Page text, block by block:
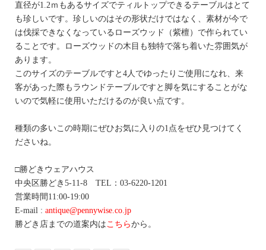
直径が1.2ｍもあるサイズでティルトップできるテーブルはとて
も珍しいです。珍しいのはその形状だけではなく、素材が今で
は伐採できなくなっているローズウッド（紫檀）で作られてい
ることです。ローズウッドの木目も独特で落ち着いた雰囲気が
あります。
このサイズのテーブルですと4人でゆったりご使用になれ、来
客があった際もラウンドテーブルですと脚を気にすることがな
いので気軽に使用いただけるのが良い点です。
種類の多いこの時期にぜひお気に入りの1点をぜひ見つけてく
ださいね。
□勝どきウェアハウス
中央区勝どき5-11-8 TEL：03-6220-1201
営業時間11:00-19:00
E-mail : antique@pennywise.co.jp
勝どき店までの道案内はこちらから。